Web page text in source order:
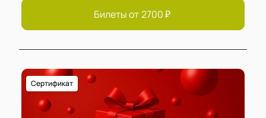
Билеты от 2700₽
Сертификат